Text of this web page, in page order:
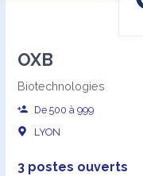
OXB
Biotechnologies
De 500 à 999
LYON
3 postes ouverts